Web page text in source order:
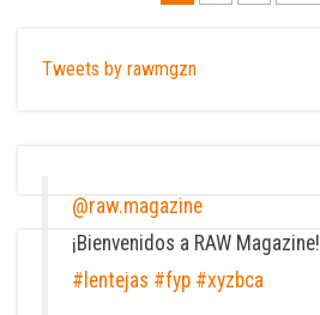
entradas
Tweets by rawmgzn
@raw.magazine
¡Bienvenidos a RAW Magazine!
#lentejas #fyp #xyzbca